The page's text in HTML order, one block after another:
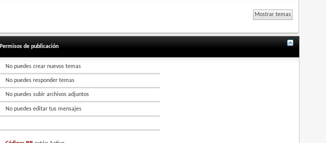
Permisos de publicación
No puedes crear nuevos temas
No puedes responder temas
No puedes subir archivos adjuntos
No puedes editar tus mensajes